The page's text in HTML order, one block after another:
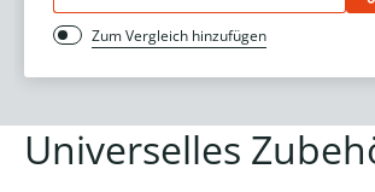
Zum Vergleich hinzufügen
Universelles